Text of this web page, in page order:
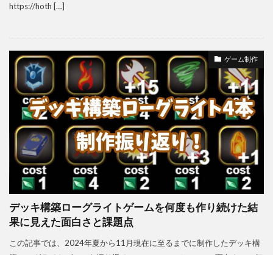
https://hoth […]
ゲーム制作
デッキ構築ローグライトゲームを何度も作り続けた結
果に見えた面白さと課題点
この記事では、2024年夏から11月現在に至るまでに制作したデッキ構